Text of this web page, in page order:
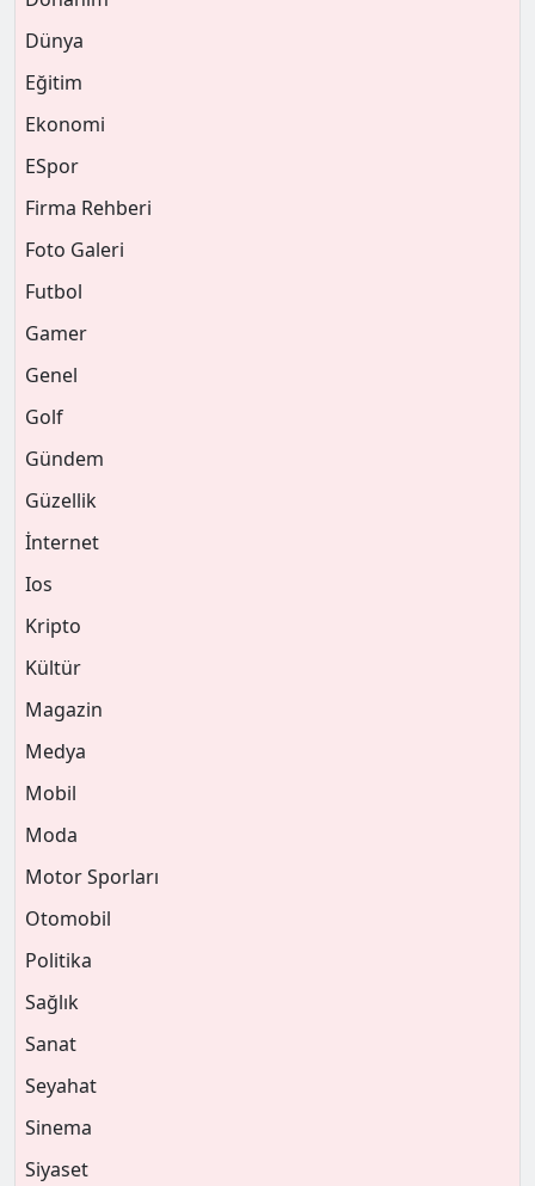
Dünya
Eğitim
Ekonomi
ESpor
Firma Rehberi
Foto Galeri
Futbol
Gamer
Genel
Golf
Gündem
Güzellik
İnternet
Ios
Kripto
Kültür
Magazin
Medya
Mobil
Moda
Motor Sporları
Otomobil
Politika
Sağlık
Sanat
Seyahat
Sinema
Siyaset